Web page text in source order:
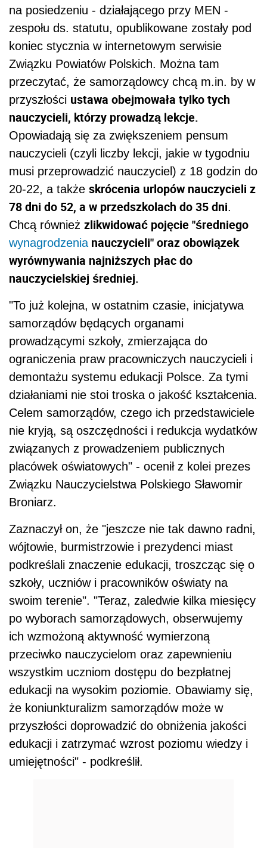
na posiedzeniu - działającego przy MEN -
zespołu ds. statutu, opublikowane zostały pod
koniec stycznia w internetowym serwisie
Związku Powiatów Polskich. Można tam
przeczytać, że samorządowcy chcą m.in. by w
przyszłości ustawa obejmowała tylko tych
nauczycieli, którzy prowadzą lekcje.
Opowiadają się za zwiększeniem pensum
nauczycieli (czyli liczby lekcji, jakie w tygodniu
musi przeprowadzić nauczyciel) z 18 godzin do
20-22, a także skrócenia urlopów nauczycieli z
78 dni do 52, a w przedszkolach do 35 dni.
Chcą również zlikwidować pojęcie "średniego
wynagrodzenianauczycieli" oraz obowiązek
wyrównywania najniższych płac do
nauczycielskiej średniej.
"To już kolejna, w ostatnim czasie, inicjatywa
samorządów będących organami
prowadzącymi szkoły, zmierzająca do
ograniczenia praw pracowniczych nauczycieli i
demontażu systemu edukacji Polsce. Za tymi
działaniami nie stoi troska o jakość kształcenia.
Celem samorządów, czego ich przedstawiciele
nie kryją, są oszczędności i redukcja wydatków
związanych z prowadzeniem publicznych
placówek oświatowych" - ocenił z kolei prezes
Związku Nauczycielstwa Polskiego Sławomir
Broniarz.
Zaznaczył on, że "jeszcze nie tak dawno radni,
wójtowie, burmistrzowie i prezydenci miast
podkreślali znaczenie edukacji, troszcząc się o
szkoły, uczniów i pracowników oświaty na
swoim terenie". "Teraz, zaledwie kilka miesięcy
po wyborach samorządowych, obserwujemy
ich wzmożoną aktywność wymierzoną
przeciwko nauczycielom oraz zapewnieniu
wszystkim uczniom dostępu do bezpłatnej
edukacji na wysokim poziomie. Obawiamy się,
że koniunkturalizm samorządów może w
przyszłości doprowadzić do obniżenia jakości
edukacji i zatrzymać wzrost poziomu wiedzy i
umiejętności" - podkreślił.